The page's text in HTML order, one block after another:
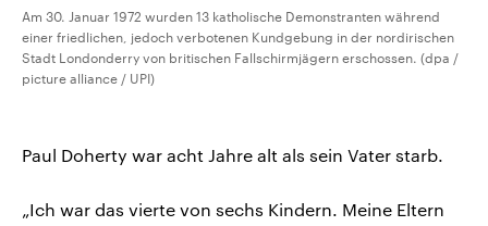
Am 30. Januar 1972 wurden 13 katholische Demonstranten während
einer friedlichen, jedoch verbotenen Kundgebung in der nordirischen
Stadt Londonderry von britischen Fallschirmjägern erschossen. (dpa /
picture alliance / UPI)
Paul Doherty war acht Jahre alt als sein Vater starb.
„Ich war das vierte von sechs Kindern. Meine Eltern